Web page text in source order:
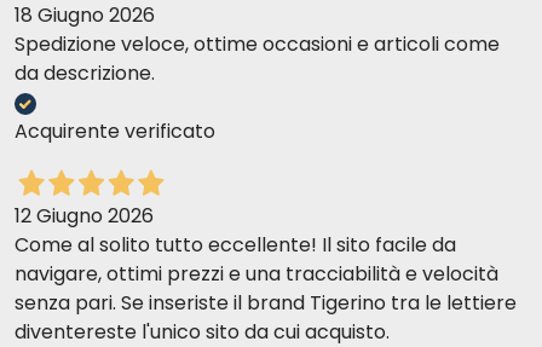
18 Giugno 2026
Spedizione veloce, ottime occasioni e articoli come
da descrizione.
Acquirente verificato
12 Giugno 2026
Come al solito tutto eccellente! Il sito facile da
navigare, ottimi prezzi e una tracciabilità e velocità
senza pari. Se inseriste il brand Tigerino tra le lettiere
diventereste l'unico sito da cui acquisto.